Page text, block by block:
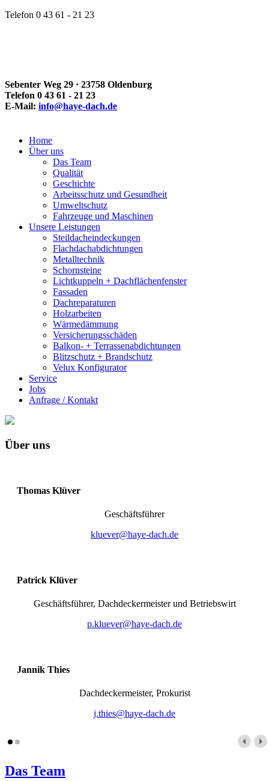
Telefon 0 43 61 - 21 23
Sebenter Weg 29 · 23758 Oldenburg
Telefon 0 43 61 - 21 23
E-Mail: info@haye-dach.de
Home
Über uns
Das Team
Qualität
Geschichte
Arbeitsschutz und Gesundheit
Umweltschutz
Fahrzeuge und Maschinen
Unsere Leistungen
Steildacheindeckungen
Flachdachabdichtungen
Metalltechnik
Schornsteine
Lichtkuppeln + Dachflächenfenster
Fassaden
Dachreparaturen
Holzarbeiten
Wärmedämmung
Versicherungsschäden
Balkon- + Terrassenabdichtungen
Blitzschutz + Brandschutz
Velux Konfigurator
Service
Jobs
Anfrage / Kontakt
Über uns
Thomas Klüver
Geschäftsführer
kluever@haye-dach.de
Patrick Klüver
Geschäftsführer, Dachdeckermeister und Betriebswirt
p.kluever@haye-dach.de
Jannik Thies
Dachdeckermeister, Prokurist
j.thies@haye-dach.de
Das Team